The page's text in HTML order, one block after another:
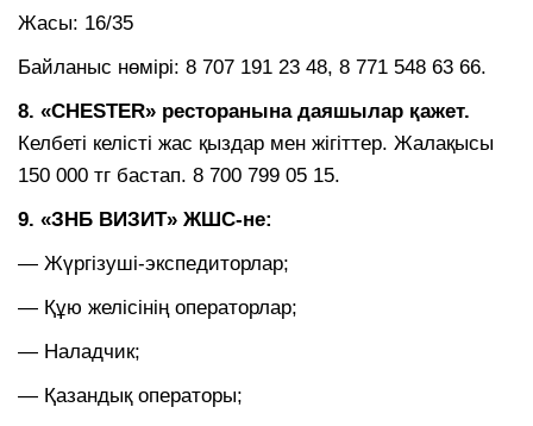
Жасы: 16/35
Байланыс нөмірі: 8 707 191 23 48, 8 771 548 63 66.
8. «CHESTER» ресторанына даяшылар қажет.
Келбеті келісті жас қыздар мен жігіттер. Жалақысы
150 000 тг бастап. 8 700 799 05 15.
9. «ЗНБ ВИЗИТ» ЖШС-не:
— Жүргізуші-экспедиторлар;
— Құю желісінің операторлар;
— Наладчик;
— Қазандық операторы;